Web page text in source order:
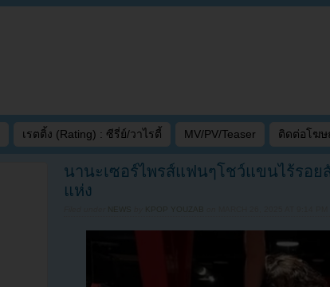
เรตติ้ง (Rating) : ซีรี่ย์/วาไรตี้ MV/PV/Teaser ติดต่อโฆ
นานะเซอร์ไพรส์แฟนๆโชว์แขนไร้รอย
แห่ง
NEWS KPOP YOUZAB